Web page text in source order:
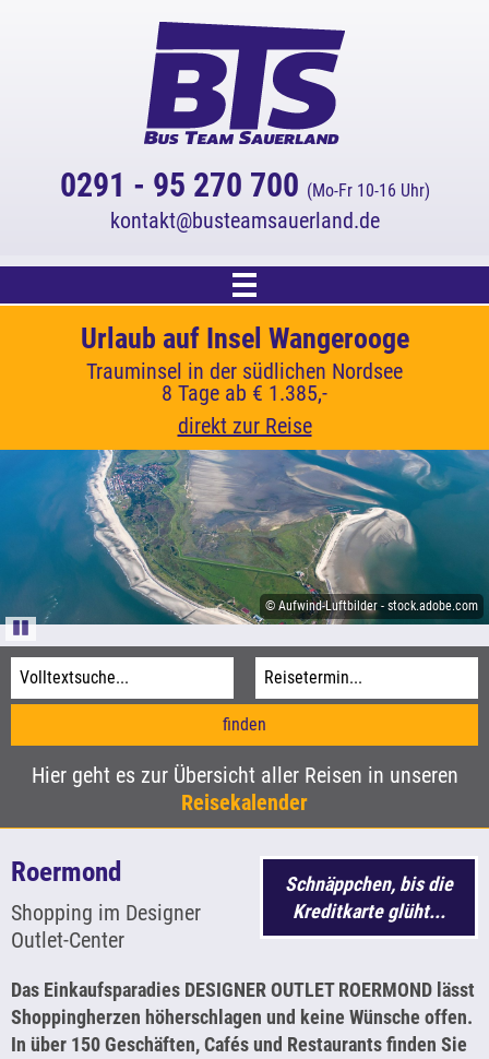
0291 - 95 270 700 (Mo-Fr 10-16 Uhr)
kontakt busteamsauerland.de
Start
Reiseangebot
Kreuzfahrten
Informationen
Agentur-Login
Kataloge
Pause
Urlaub auf Insel Wangerooge
Trauminsel in der südlichen Nordsee
8 Tage ab € 1.385,-
direkt zur Reise
© Aufwind-Luftbilder - stock.adobe.com
Inselhüpfen in Kroatien
Mediterrane Inselvielfalt zwischen Krk, Cres und
Lošinj
10 Tage ab € 1.339,-
direkt zur Reise
© xbrchx - stock.adobe.com
3 % Online-Rabatt!
Auf alle Katalogreisen.
(Rabatt wird automatisch abgezogen.)
© Sina Ettmer-stock.adobe.com
Cornwall - Küsten, Gärten und Legenden
Im Land der Rosamunde Pilcher
7 Tage ab € 1.609,-
direkt zur Reise
© Donald - stock.adobe.com
Hier geht es zur Übersicht aller Reisen in unseren
Reisekalender
Schnäppchen, bis die
Kreditkarte glüht...
Roermond
Shopping im Designer
Outlet-Center
Das Einkaufsparadies DESIGNER OUTLET ROERMOND lässt
Shoppingherzen höherschlagen und keine Wünsche offen.
In über 150 Geschäften, Cafés und Restaurants finden Sie